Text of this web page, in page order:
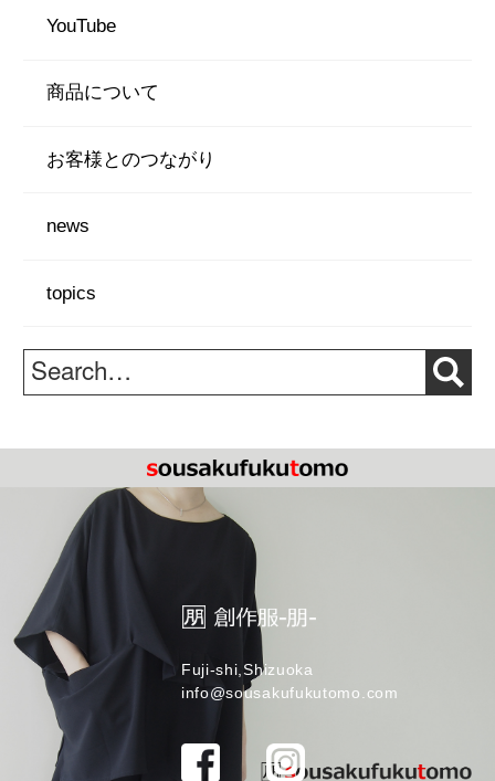
o
k
YouTube
商品について
お客様とのつながり
news
topics
Fuji-shi,Shizuoka
info@sousakufukutomo.com